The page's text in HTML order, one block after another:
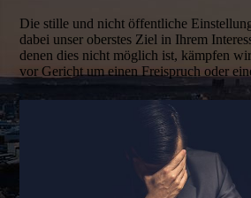
Die stille und nicht öffentliche
dabei unser oberstes Ziel in Ihrem
denen dies nicht möglich ist, kämpfen
vor Gericht um einen Freispruch oder